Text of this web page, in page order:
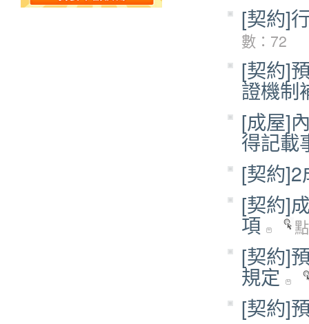
[契約]
數：72
[契約]
證機制
[成屋]
得記載
[契約
[契約]
項
[契約]
規定
[契約]